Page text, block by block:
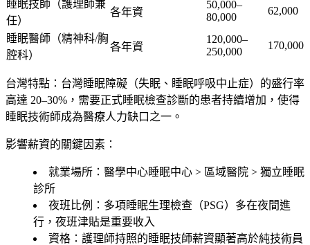
睡眠技師（護理師兼
任）
各年資
50,000–
80,000
62,000
睡眠醫師（精神科/胸
腔科）
各年資
120,000–
250,000
170,000
台灣特點 ：台灣睡眠障礙（失眠、睡眠呼吸中止症）的盛行率
高達 20–30%，需要正式睡眠檢查診斷的患者持續增加，使得
睡眠技術師成為醫療人力缺口之一。
影響薪資的關鍵因素：
就業場所 ：醫學中心睡眠中心 > 區域醫院 > 獨立睡眠
診所
夜班比例 ：多項睡眠生理檢查（PSG）多在夜間進
行，夜班津貼是重要收入
資格 ：護理師持照的睡眠技師薪資顯著高於純技術員